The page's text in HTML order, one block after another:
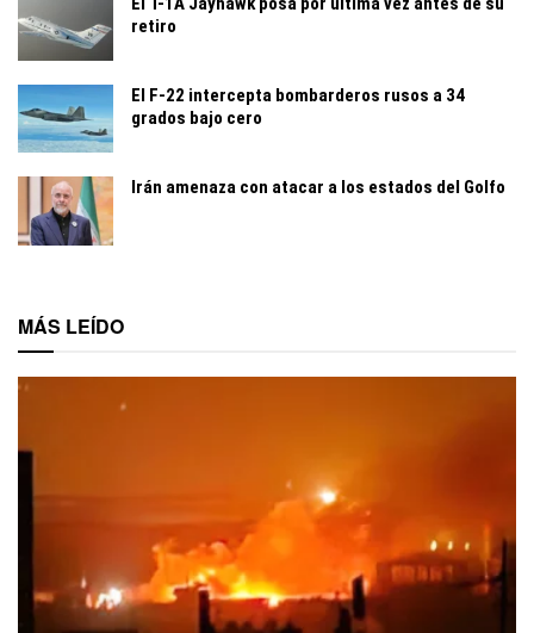
retiro
El F-22 intercepta bombarderos rusos a 34
grados bajo cero
Irán amenaza con atacar a los estados del Golfo
MÁS LEÍDO